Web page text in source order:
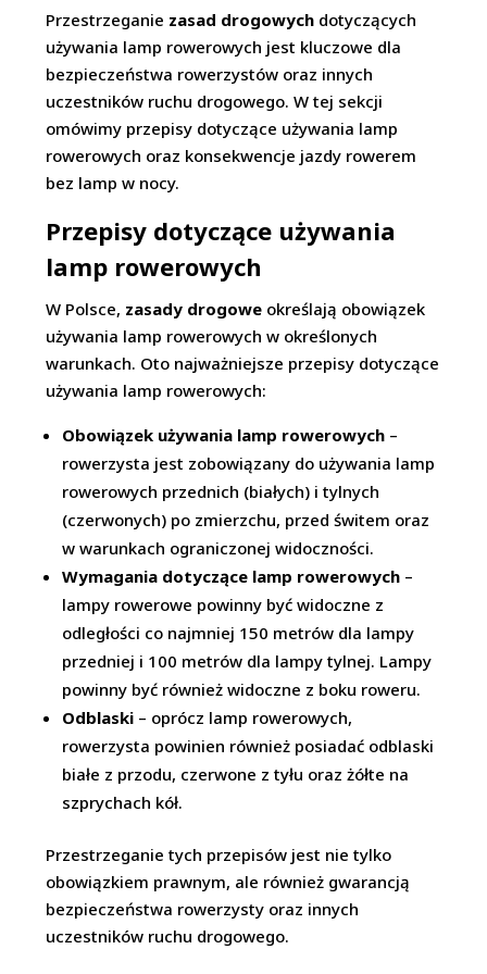
Przestrzeganie zasad drogowych dotyczących
używania lamp rowerowych jest kluczowe dla
bezpieczeństwa rowerzystów oraz innych
uczestników ruchu drogowego. W tej sekcji
omówimy przepisy dotyczące używania lamp
rowerowych oraz konsekwencje jazdy rowerem
bez lamp w nocy.
Przepisy dotyczące używania
lamp rowerowych
W Polsce, zasady drogowe określają obowiązek
używania lamp rowerowych w określonych
warunkach. Oto najważniejsze przepisy dotyczące
używania lamp rowerowych:
Obowiązek używania lamp rowerowych –
rowerzysta jest zobowiązany do używania lamp
rowerowych przednich (białych) i tylnych
(czerwonych) po zmierzchu, przed świtem oraz
w warunkach ograniczonej widoczności.
Wymagania dotyczące lamp rowerowych –
lampy rowerowe powinny być widoczne z
odległości co najmniej 150 metrów dla lampy
przedniej i 100 metrów dla lampy tylnej. Lampy
powinny być również widoczne z boku roweru.
Odblaski – oprócz lamp rowerowych,
rowerzysta powinien również posiadać odblaski
białe z przodu, czerwone z tyłu oraz żółte na
szprychach kół.
Przestrzeganie tych przepisów jest nie tylko
obowiązkiem prawnym, ale również gwarancją
bezpieczeństwa rowerzysty oraz innych
uczestników ruchu drogowego.